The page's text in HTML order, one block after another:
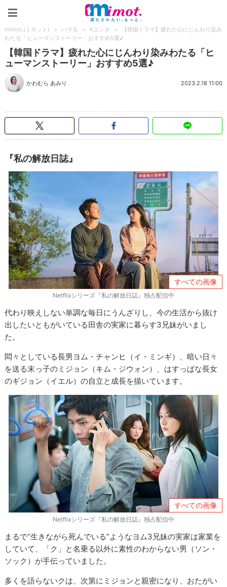
mimot.(ミモット) > ハマる > Kエンタ >
【韓国ドラマ】疲れた心にじんわり染み
わたる「ヒューマンストーリー」おすすめ5選♪
【韓国ドラマ】疲れた心にじんわり染みわたる「ヒ
ューマンストーリー」おすすめ5選♪
かわむら あみり 2023.2.18 11:00
『私の解放日誌』
すべての画像
Netflixシリーズ『私の解放日誌』独占配信中
代わり映えしない単調な毎日にうんざりし、今の生活から抜け
出したいともがいている田舎の実家に暮らす3 兄妹がいまし
た。
悶々としている長男ヨム・チャンヒ（イ・ミンギ）、暗い日々
を送る末っ子のミジョン（キム・ジウォン）、はすっぱな長女
のギジョン（イエル）の自立と成長を描いています。
すべての画像
Netflixシリーズ『私の解放日誌』独占配信中
まるで“生きながら死んでいる”ようなヨム3 兄妹の実家は家業を
していて、「ク」と名乗る以外に素性のわからない男（ソン・
ソック）が手伝っていました。
多くを語らないクは、次第にミジョンと親密になり、おたがい